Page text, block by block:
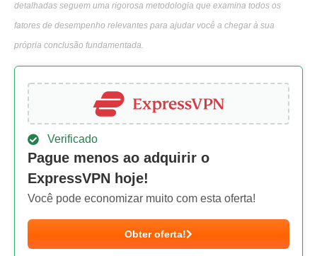
detalhadas seguem uma rigorosa metodologia que examina todos os
fatores de desempenho relevantes para ajudar você a chegar à sua
própria conclusão fundamentada.
Verificado
Pague menos ao adquirir o
ExpressVPN hoje!
Você pode economizar muito com esta oferta!
Obter oferta!